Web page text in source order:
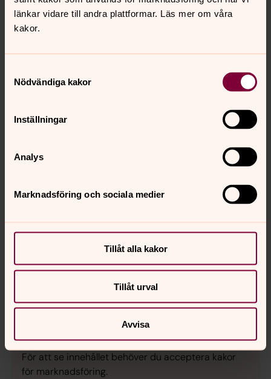
länkar vidare till andra plattformar. Läs mer om våra
kakor.
Nödvändiga kakor
Inställningar
Analys
Marknadsföring och sociala medier
Tillåt alla kakor
Tillåt urval
Avvisa
Se videon på Streamio i stället.
Ändra inställningar
För att se innehållet behöver du acceptera kakor
för marknadsföring.